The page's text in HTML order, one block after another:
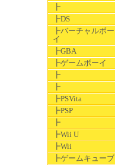
┣
┣DS
┣バーチャルボー
イ
┣GBA
┣ゲームボーイ
┣
┣
┣PSVita
┣PSP
┣
┣Wii U
┣Wii
┣ゲームキューブ